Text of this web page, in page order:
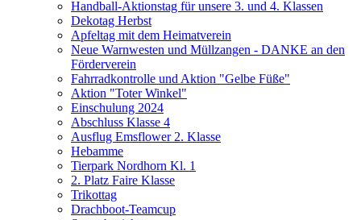
Handball-Aktionstag für unsere 3. und 4. Klassen
Dekotag Herbst
Apfeltag mit dem Heimatverein
Neue Warnwesten und Müllzangen - DANKE an den
Förderverein
Fahrradkontrolle und Aktion "Gelbe Füße"
Aktion "Toter Winkel"
Einschulung 2024
Abschluss Klasse 4
Ausflug Emsflower 2. Klasse
Hebamme
Tierpark Nordhorn Kl. 1
2. Platz Faire Klasse
Trikottag
Drachboot-Teamcup